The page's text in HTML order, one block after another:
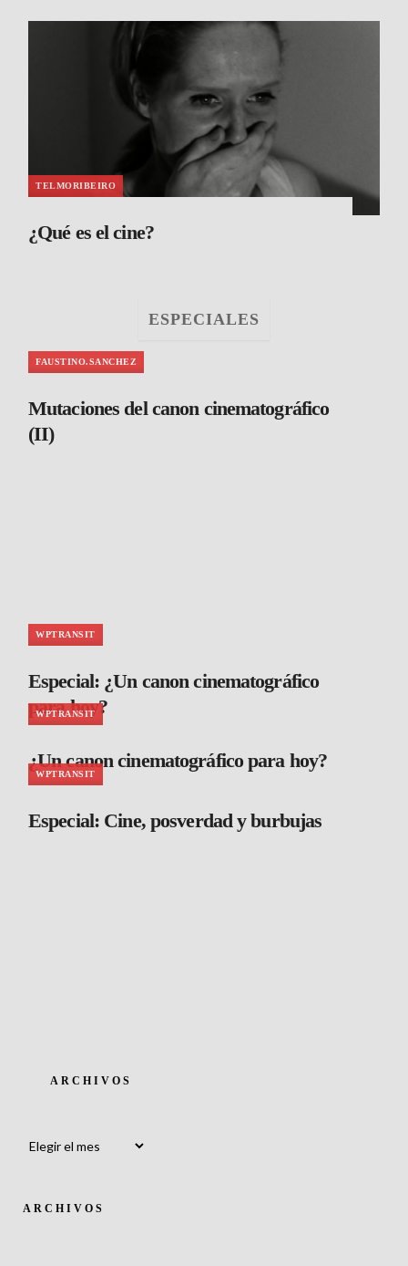
TELMORIBEIRO
¿Qué es el cine?
ESPECIALES
FAUSTINO.SANCHEZ
Mutaciones del canon cinematográfico
(II)
WPTRANSIT
Especial: ¿Un canon cinematográfico
para hoy?
WPTRANSIT
¿Un canon cinematográfico para hoy?
WPTRANSIT
Especial: Cine, posverdad y burbujas
ARCHIVOS
ARCHIVOS